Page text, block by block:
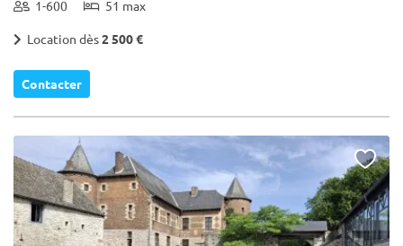
1-600 51 max
Location dès2 500 €
Contacter